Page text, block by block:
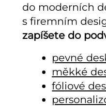
do moderních
s firemním
zapíšete do
pevné
fóliové
měkké